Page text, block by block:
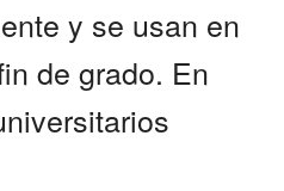
y se usan en
de grado. En